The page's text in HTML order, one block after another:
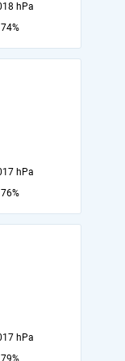
hPa
74%
hPa
76%
hPa
79%